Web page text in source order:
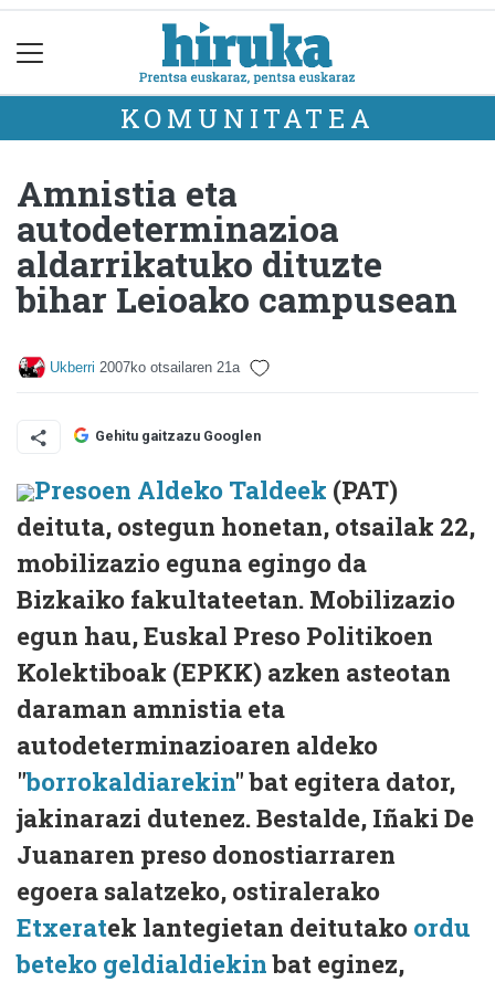
KOMUNITATEA
Amnistia eta
autodeterminazioa
aldarrikatuko dituzte
bihar Leioako campusean
Ukberri 2007ko otsailaren 21a
Gehitu gaitzazu Googlen
Presoen Aldeko Taldeek (PAT)
deituta, ostegun honetan, otsailak 22,
mobilizazio eguna egingo da
Bizkaiko fakultateetan. Mobilizazio
egun hau, Euskal Preso Politikoen
Kolektiboak (EPKK) azken asteotan
daraman amnistia eta
autodeterminazioaren aldeko
"borrokaldiarekin" bat egitera dator,
jakinarazi dutenez. Bestalde, Iñaki De
Juanaren preso donostiarraren
egoera salatzeko, ostiralerako
Etxeratek lantegietan deitutako ordu
beteko geldialdiekinbat eginez,